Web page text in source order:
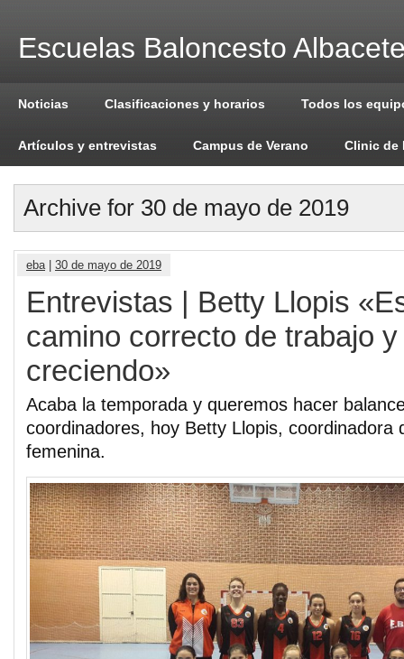
Escuelas Baloncesto
Noticias Clasificaciones y horarios Todos los
Artículos y entrevistas Campus de Verano Clinic de
Archive for 30 de mayo de 2019
eba| 30 de mayo de 2019
Entrevistas | Betty Llopis
camino correcto de trabajo
creciendo»
Acaba la temporada y queremos hacer
coordinadores, hoy Betty Llopis, coordinadora
femenina.